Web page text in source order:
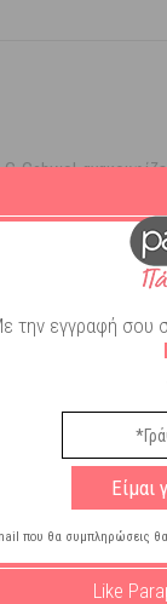
Gehwol
ποδιών.
προϊόν.
την εγγραφή σου
Είμαι
που θα συμπληρώσεις θα
Like